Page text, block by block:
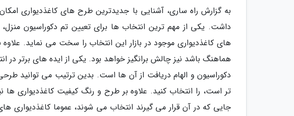
به گزارش راه ساری، آشنایی با جدیدترین طرح های کاغذدیواری
داشت. یکی از مهم ترین انتخاب ها برای تعیین تم دکوراسیون
های کاغذدیواری موجود در بازار این انتخاب را سخت می نماید.
هماهنگ باشد نیز چالش برانگیز خواهد بود. یکی از ایده های برتر در
دکوراسیون و الهام دریافت از آن ها است. بدین ترتیب می توانید
تر است، را انتخاب کنید. علاوه بر طرح و رنگ کیفیت کاغذدیواری ها
جایی که در آن قرار می گیرند انتخاب می شوند، عموما کاغذدیواری